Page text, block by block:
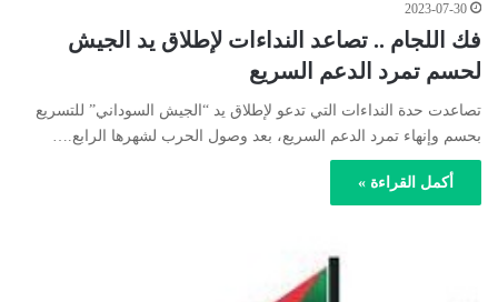
2023-07-30
فك اللجام .. تصاعد النداءات لإطلاق يد الجيش
لحسم تمرد الدعم السريع
تصاعدت حدة النداءات التي تدعو لإطلاق يد “الجيش السوداني” للتسريع
بحسم وإنهاء تمرد الدعم السريع، بعد وصول الحرب لشهرها الرابع.…
أكمل القراءة »